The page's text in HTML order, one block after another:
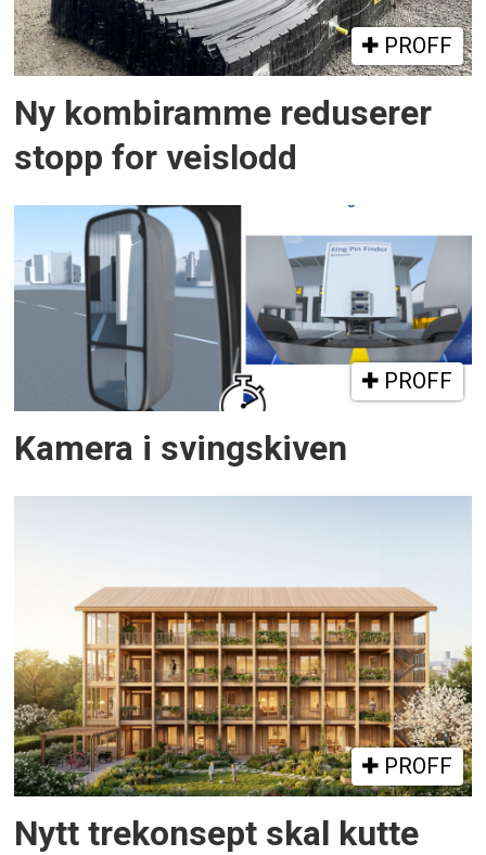
PROFF
Ny kombiramme reduserer
stopp for veislodd
PROFF
Kamera i svingskiven
PROFF
Nytt trekonsept skal kutte